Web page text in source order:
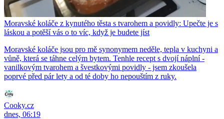
Moravské koláče z kynutého těsta s tvarohem a povidly: Upečte je s
láskou a potěší vás o to víc, když je budete jíst
Moravské koláče jsou pro mě synonymem neděle, tepla v kuchyni a
vůně, která se táhne celým bytem. Tenhle recept s dvojí náplní -
vanilkovým tvarohem a švestkovými povidly - jsem zkoušela
poprvé před pár lety a od té doby ho nepouštím z ruky.
Cooky.cz
dnes, 06:19